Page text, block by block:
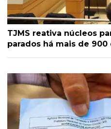
TJMS reativa núcleos
parados há mais de 900